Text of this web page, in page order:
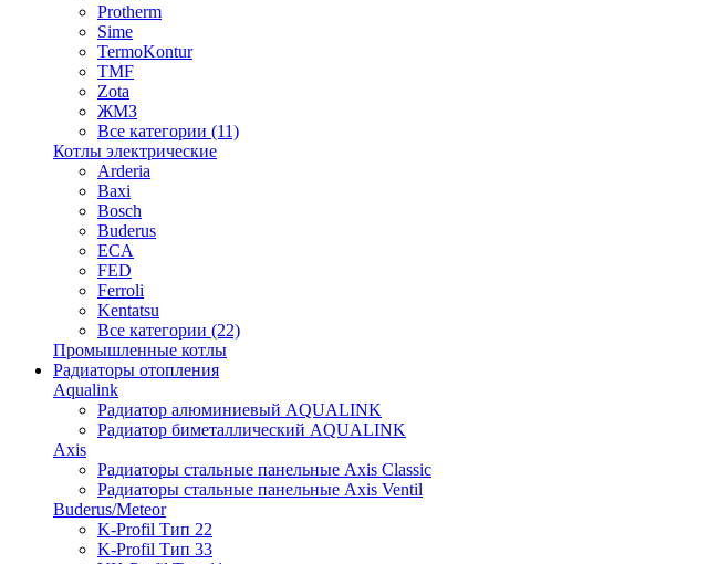
Protherm
Sime
TermoKontur
TMF
Zota
ЖМЗ
Все категории (11)
Котлы электрические
Arderia
Baxi
Bosch
Buderus
ECA
FED
Ferroli
Kentatsu
Все категории (22)
Промышленные котлы
Радиаторы отопления
Aqualink
Радиатор алюминиевый AQUALINK
Радиатор биметаллический AQUALINK
Axis
Радиаторы стальные панельные Axis Classic
Радиаторы стальные панельные Axis Ventil
Buderus/Meteor
K-Profil Тип 22
K-Profil Тип 33